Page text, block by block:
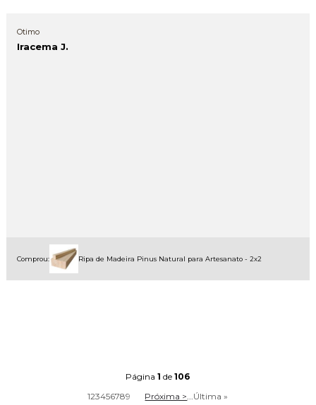
Otimo
Iracema J.
Comprou: Ripa de Madeira Pinus Natural para Artesanato - 2x2
Página1 de106
123456789 Próxima >...Última »